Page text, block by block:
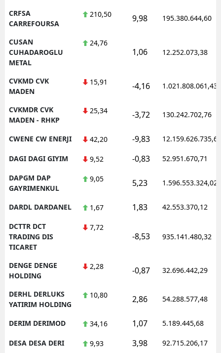
CRFSA
CARREFOURSA
210,50 9,98 195.380.644,60
CUSAN
CUHADAROGLU
METAL
24,76
1,06 12.252.073,38
CVKMD CVK
MADEN
15,91 -4,16 1.021.808.061,43
CVKMDR CVK
MADEN - RHKP
25,34 -3,72 130.242.702,76
CWENE CW ENERJI 42,20 -9,83 12.159.626.735,62
DAGI DAGI GIYIM 9,52 -0,83 52.951.670,71
DAPGM DAP
GAYRIMENKUL
9,05 5,23 1.596.553.324,02
DARDL DARDANEL 1,67 1,83 42.553.370,12
DCTTR DCT
TRADING DIS
TICARET
7,72
-8,53 935.141.480,32
DENGE DENGE
HOLDING
2,28 -0,87 32.696.442,29
DERHL DERLUKS
YATIRIM HOLDING
10,80 2,86 54.288.577,48
DERIM DERIMOD 34,16 1,07 5.189.445,68
DESA DESA DERI 9,93 3,98 92.715.206,17